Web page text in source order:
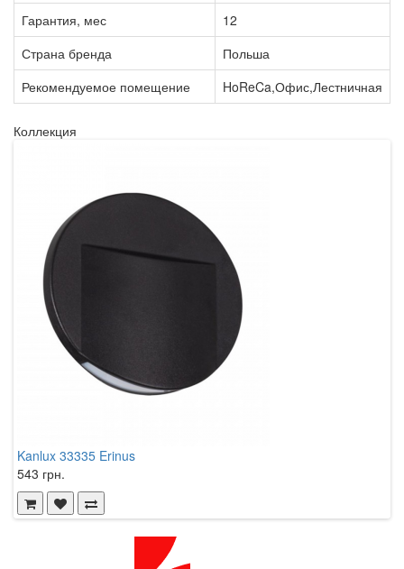
Гарантия, мес
12
Страна бренда
Польша
Рекомендуемое помещение
HoReCa,Офис,Лестничная
Коллекция
Kanlux 33335 Erinus
543 грн.